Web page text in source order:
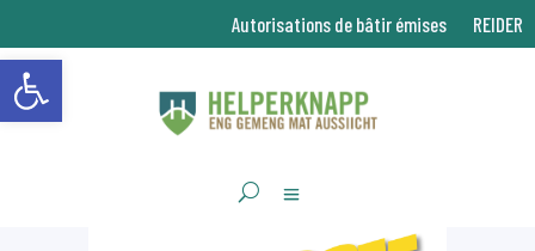
Ouvrir la barre d’outils
Autorisations de bâtir émises REIDER